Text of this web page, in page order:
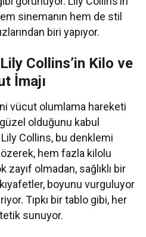
sinemanın hem de stil
biri yapıyor.
Collins’in Kilo ve
İmajı
vücut olumlama hareketi
olduğunu kabul
Collins, bu denklemi
hem fazla kilolu
olmadan, sağlıklı bir
boyunu vurguluyor
Tıpkı bir tablo gibi, her
sunuyor.